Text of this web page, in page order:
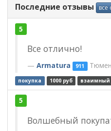
Последние отзывы все
5
Все отлично!
Armatura 911
покупка 1000 руб взаимный
5
Волшебный